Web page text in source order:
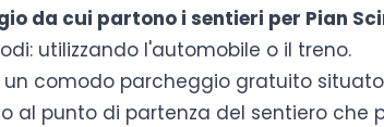
da cui partono i sentieri per Pian
utilizzando l'automobile o il treno.
un comodo parcheggio gratuito
al punto di partenza del sentiero che